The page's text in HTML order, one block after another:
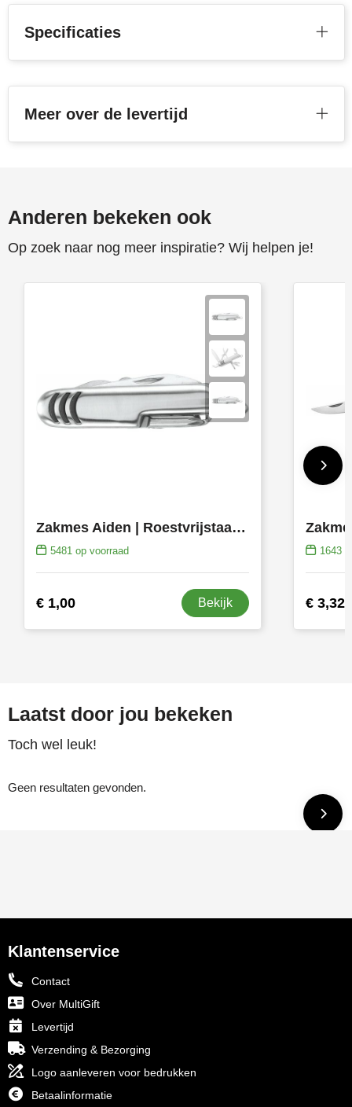
Specificaties
Meer over de levertijd
Anderen bekeken ook
Op zoek naar nog meer inspiratie? Wij helpen je!
Zakmes Aiden | Roestvrijstaal | 7 stuks
5481op voorraad
€ 1,00 Bekijk
1643
€ 3,32
Laatst door jou bekeken
Toch wel leuk!
Geen resultaten gevonden.
Klantenservice
Contact
Over MultiGift
Levertijd
Verzending & Bezorging
Logo aanleveren voor bedrukken
Betaalinformatie